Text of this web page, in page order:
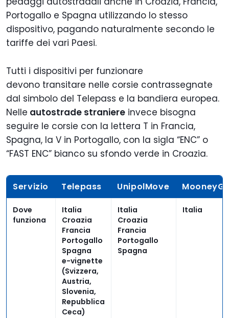
Portogallo e Spagna utilizzando lo stesso
dispositivo, pagando naturalmente secondo le
tariffe dei vari Paesi.
Tutti i dispositivi per funzionare
devono transitare nelle corsie contrassegnate
dal simbolo del Telepass e la bandiera europea.
Nelle autostrade straniere invece bisogna
seguire le corsie con la lettera T in Francia,
Spagna, la V in Portogallo, con la sigla “ENC” o
“FAST ENC” bianco su sfondo verde in Croazia.
Servizio Telepass UnipolMove
Dove
funziona
Italia
Croazia
Francia
Portogallo
Spagna
e-vignette
(Svizzera,
Austria,
Slovenia,
Repubblica
Ceca)
Italia
Croazia
Francia
Portogallo
Spagna
Italia